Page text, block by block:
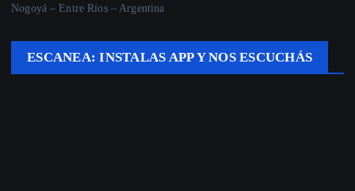
Nogoyá – Entre Ríos – Argentina
ESCANEA: INSTALAS APP Y NOS ESCUCHÁS